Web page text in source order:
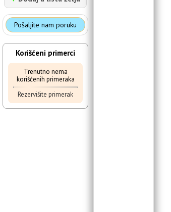
Pošaljite nam poruku
Korišćeni primerci
Trenutno nema
korišćenih primeraka
Rezervišite primerak